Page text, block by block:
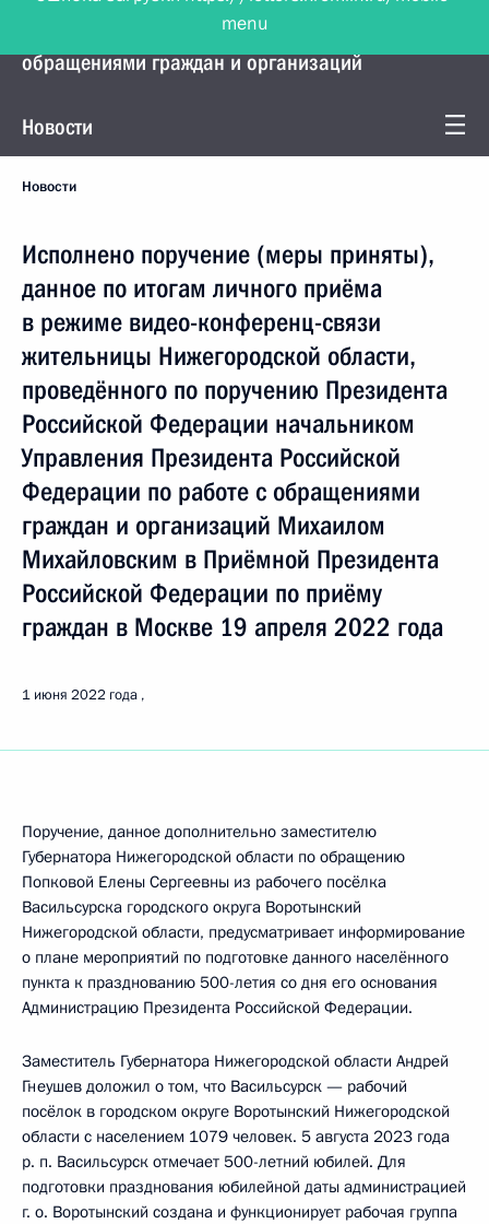
Управление Президента по работе с
обращениями граждан и организаций
Новости
Новости
Исполнено поручение (меры приняты),
данное по итогам личного приёма
в режиме видео-конференц-связи
жительницы Нижегородской области,
проведённого по поручению Президента
Российской Федерации начальником
Управления Президента Российской
Федерации по работе с обращениями
граждан и организаций Михаилом
Михайловским в Приёмной Президента
Российской Федерации по приёму
граждан в Москве 19 апреля 2022 года
1 июня 2022 года
Поручение, данное дополнительно заместителю
Губернатора Нижегородской области по обращению
Попковой Елены Сергеевны из рабочего посёлка
Васильсурска городского округа Воротынский
Нижегородской области, предусматривает информирование
о плане мероприятий по подготовке данного населённого
пункта к празднованию 500-летия со дня его основания
Администрацию Президента Российской Федерации.
Заместитель Губернатора Нижегородской области Андрей
Гнеушев доложил о том, что Васильсурск — рабочий
посёлок в городском округе Воротынский Нижегородской
области с населением 1079 человек. 5 августа 2023 года
р. п. Васильсурск отмечает 500-летний юбилей. Для
подготовки празднования юбилейной даты администрацией
г. о. Воротынский создана и функционирует рабочая группа
menu